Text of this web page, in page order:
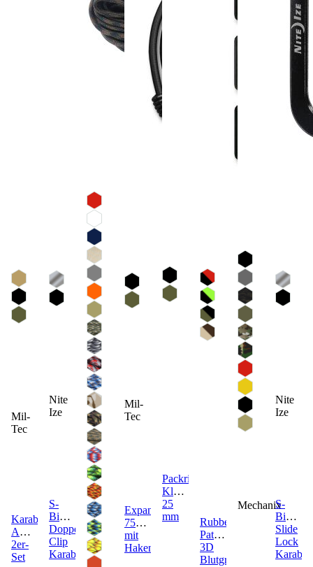
Mil-
Tec
Karabiner
ABS
2er-
Set
Nite
Ize
S-
Biner
Doppel-
Clip
Karabiner
Mil-
Tec
Expanderschnur
75cm
mit
Haken
Packriemen
Klett
25
mm
Rubber
Patch
3D
Blutgruppen
Mechanix
Nite
Ize
S-
Biner
Slide
Lock